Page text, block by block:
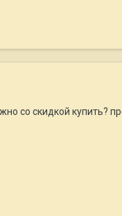
со скидкой купить?